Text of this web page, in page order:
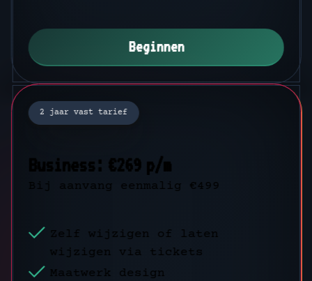
Beginnen
Beginnen
Business: €2905,20 p/j
Zelf wijzigen of laten
Maatwerk design
2 jaar vast tarief
Business: €269 p/m
Bij aanvang eenmalig €499
Zelf wijzigen of laten
wijzigen via tickets
Maatwerk design